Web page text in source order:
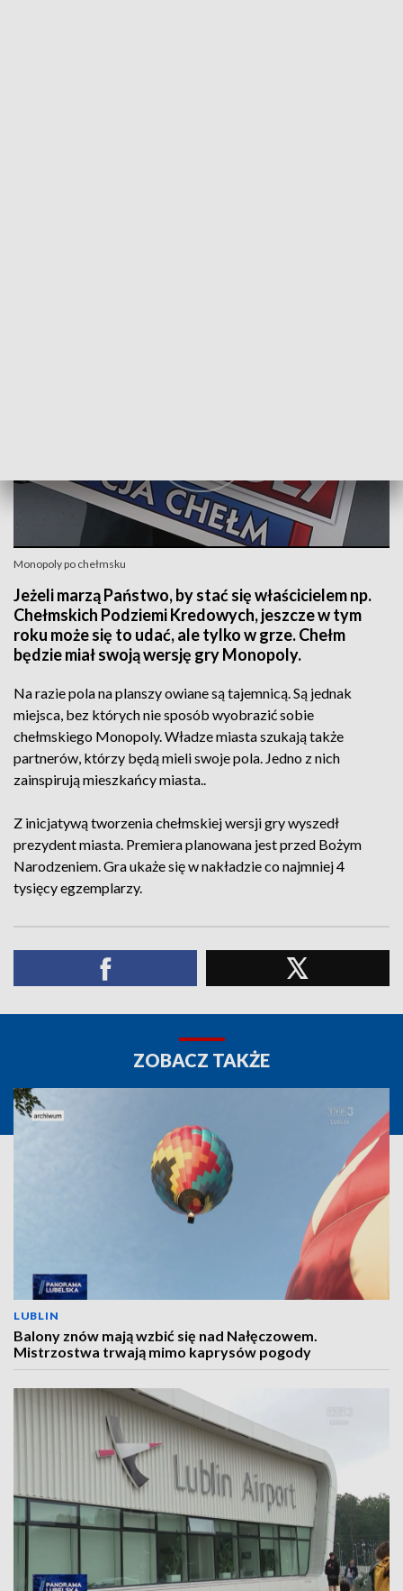
Monopoly po chełmsku
Jeżeli marzą Państwo, by stać się właścicielem np.
Chełmskich Podziemi Kredowych, jeszcze w tym
roku może się to udać, ale tylko w grze. Chełm
będzie miał swoją wersję gry Monopoly.
Na razie pola na planszy owiane są tajemnicą. Są jednak
miejsca, bez których nie sposób wyobrazić sobie
chełmskiego Monopoly. Władze miasta szukają także
partnerów, którzy będą mieli swoje pola. Jedno z nich
zainspirują mieszkańcy miasta..
Z inicjatywą tworzenia chełmskiej wersji gry wyszedł
prezydent miasta. Premiera planowana jest przed Bożym
Narodzeniem. Gra ukaże się w nakładzie co najmniej 4
tysięcy egzemplarzy.
ZOBACZ TAKŻE
LUBLIN
Balony znów mają wzbić się nad Nałęczowem.
Mistrzostwa trwają mimo kaprysów pogody